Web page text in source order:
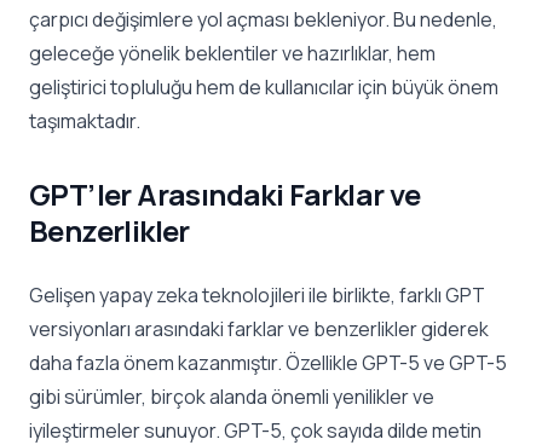
çarpıcı değişimlere yol açması bekleniyor. Bu nedenle,
geleceğe yönelik beklentiler ve hazırlıklar, hem
geliştirici topluluğu hem de kullanıcılar için büyük önem
taşımaktadır.
GPT’ler Arasındaki Farklar ve
Benzerlikler
Gelişen yapay zeka teknolojileri ile birlikte, farklı GPT
versiyonları arasındaki farklar ve benzerlikler giderek
daha fazla önem kazanmıştır. Özellikle GPT-5 ve GPT-5
gibi sürümler, birçok alanda önemli yenilikler ve
iyileştirmeler sunuyor. GPT-5, çok sayıda dilde metin